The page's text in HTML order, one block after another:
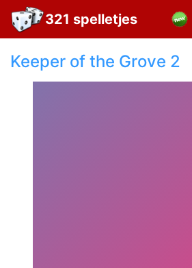
321 spelletjes
Keeper of the Grove 2